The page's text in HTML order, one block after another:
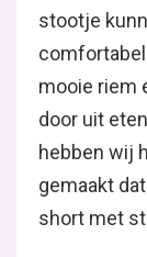
stootje
mooie riem
door uit
hebben wij
gemaakt
short met